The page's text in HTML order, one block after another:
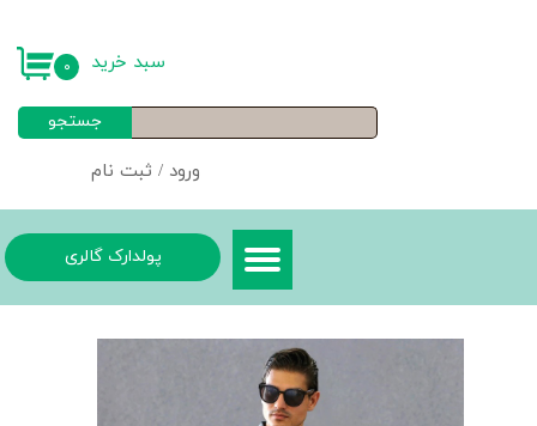
ورود / ثبت نام
خروج از حساب کاربری
جستجو
۰ سبد خرید
پولدارک گالری